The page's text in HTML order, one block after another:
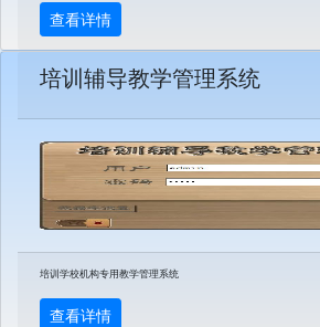
查看详情
培训辅导教学管理系统
培训学校机构专用教学管理系统
查看详情